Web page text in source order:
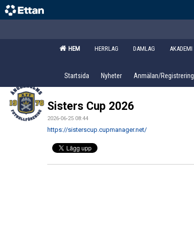
HEM HERRLAG DAMLAG AKADEMI
Startsida Nyheter Anmälan/Registrering
Sisters Cup 2026
2026-06-25 08:44
https://sisterscup.cupmanager.net/